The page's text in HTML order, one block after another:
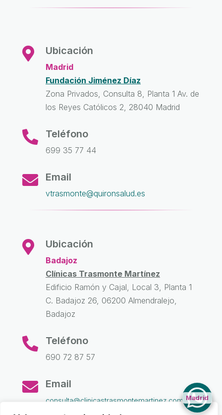
 Ubicación
Madrid
Fundación Jiménez Díaz
Zona Privados, Consulta 8, Planta 1 Av. de
los Reyes Católicos 2, 28040 Madrid
 Teléfono
699 35 77 44
 Email
vtrasmonte@quironsalud.es
 Ubicación
Badajoz
Clínicas Trasmonte Martínez
Edificio Ramón y Cajal, Local 3, Planta 1
C. Badajoz 26, 06200 Almendralejo,
Badajoz
 Teléfono
690 72 87 57
 Email
consulta@clinicastrasmontemartinez.com Madrid